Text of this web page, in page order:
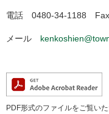
電話 0480-34-1188 Fax
メール
PDF形式のファイルをご覧い